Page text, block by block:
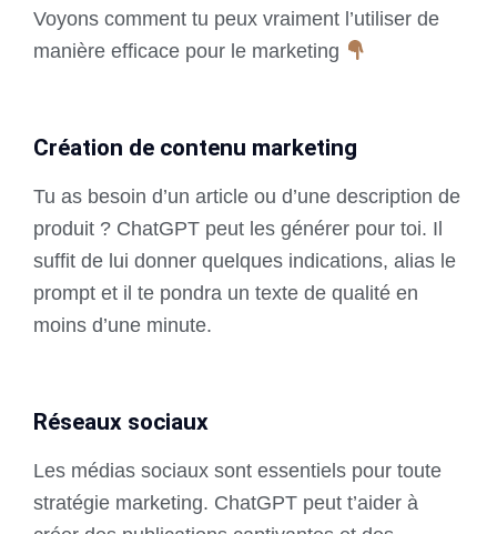
Voyons comment tu peux vraiment l’utiliser de
manière efficace pour le marketing
Création de contenu marketing
Tu as besoin d’un article ou d’une description de
produit ? ChatGPT peut les générer pour toi. Il
suffit de lui donner quelques indications, alias le
prompt et il te pondra un texte de qualité en
moins d’une minute.
Réseaux sociaux
Les médias sociaux sont essentiels pour toute
stratégie marketing. ChatGPT peut t’aider à